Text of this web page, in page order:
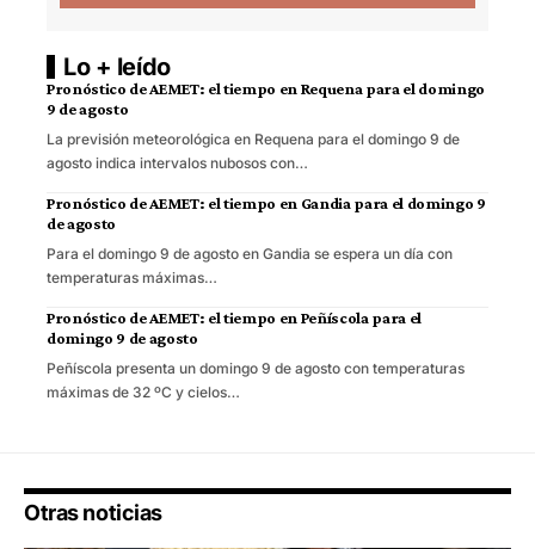
Lo + leído
Pronóstico de AEMET: el tiempo en Requena para el domingo
9 de agosto
La previsión meteorológica en Requena para el domingo 9 de
agosto indica intervalos nubosos con…
Pronóstico de AEMET: el tiempo en Gandia para el domingo 9
de agosto
Para el domingo 9 de agosto en Gandia se espera un día con
temperaturas máximas…
Pronóstico de AEMET: el tiempo en Peñíscola para el
domingo 9 de agosto
Peñíscola presenta un domingo 9 de agosto con temperaturas
máximas de 32 ºC y cielos…
Otras noticias